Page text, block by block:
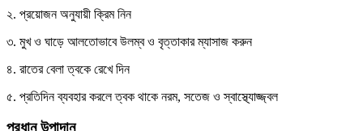
২. প্রয়োজন অনুযায়ী ক্রিম নিন
৩. মুখ ও ঘাড়ে আলতোভাবে উলম্ব ও বৃত্তাকার ম্যাসাজ করুন
৪. রাতের বেলা ত্বকে রেখে দিন
৫. প্রতিদিন ব্যবহার করলে ত্বক থাকে নরম, সতেজ ও স্বাস্থ্যোজ্জ্বল
প্রধান উপাদান